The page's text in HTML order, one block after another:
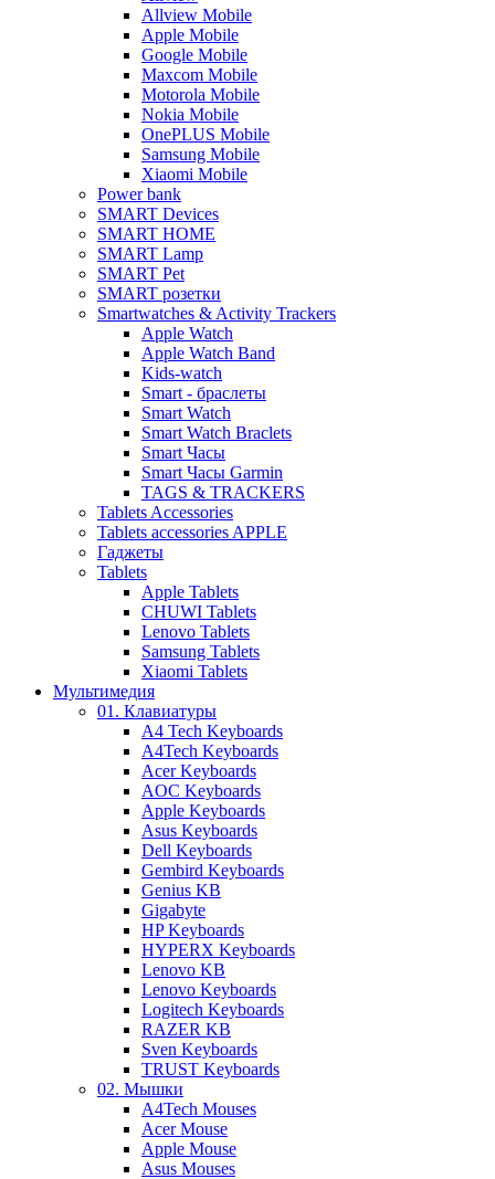
Allview Mobile
Apple Mobile
Google Mobile
Maxcom Mobile
Motorola Mobile
Nokia Mobile
OnePLUS Mobile
Samsung Mobile
Xiaomi Mobile
Power bank
SMART Devices
SMART HOME
SMART Lamp
SMART Pet
SMART розетки
Smartwatches & Activity Trackers
Apple Watch
Apple Watch Band
Kids-watch
Smart - браслеты
Smart Watch
Smart Watch Braclets
Smart Часы
Smart Часы Garmin
TAGS & TRACKERS
Tablets Accessories
Tablets accessories APPLE
Гаджеты
Tablets
Apple Tablets
CHUWI Tablets
Lenovo Tablets
Samsung Tablets
Xiaomi Tablets
Мультимедия
01. Клавиатуры
A4 Tech Keyboards
A4Tech Keyboards
Acer Keyboards
AOC Keyboards
Apple Keyboards
Asus Keyboards
Dell Keyboards
Gembird Keyboards
Genius KB
Gigabyte
HP Keyboards
HYPERX Keyboards
Lenovo KB
Lenovo Keyboards
Logitech Keyboards
RAZER KB
Sven Keyboards
TRUST Keyboards
02. Мышки
A4Tech Mouses
Acer Mouse
Apple Mouse
Asus Mouses